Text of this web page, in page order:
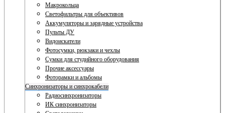
Макрокольца
Светофильтры для объективов
Аккумуляторы и зарядные устройства
Пульты ДУ
Видоискатели
Фотосумки, рюкзаки и чехлы
Сумки для студийного оборудования
Прочие аксессуары
Фоторамки и альбомы
Синхронизаторы и синхрокабели
Радиосинхронизаторы
ИК синхронизаторы